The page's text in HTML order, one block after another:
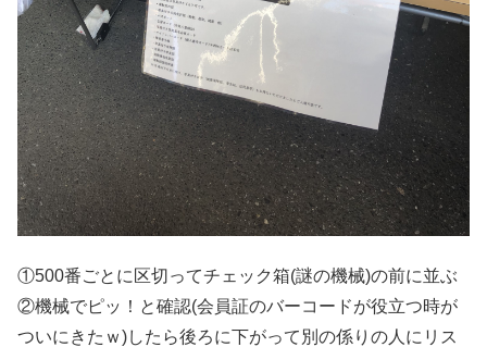
①500番ごとに区切ってチェック箱(謎の機械)の前に並ぶ
②機械でピッ！と確認(会員証のバーコードが役立つ時が
ついにきたｗ)したら後ろに下がって別の係りの人にリス